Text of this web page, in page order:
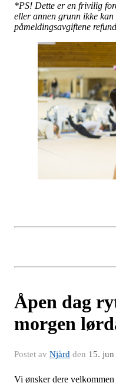
*PS! Dette er en frivilig
eller annen grunn ikke
påmeldingsavgiftene
Åpen dag
morgen
Postet av Njård den 15. jun
Vi ønsker dere